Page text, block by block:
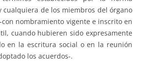
cualquiera de los miembros del órgano
nombramiento vigente e inscrito en
cuando hubieren sido expresamente
en la escritura social o en la reunión
los acuerdos-.